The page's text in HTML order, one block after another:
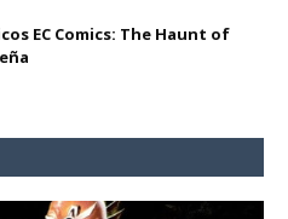
EC Comics: The Haunt of